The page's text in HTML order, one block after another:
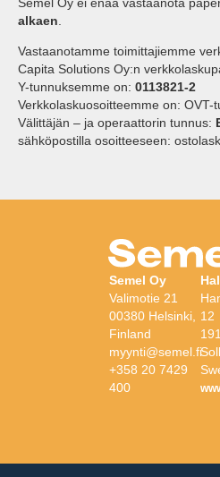
Semel Oy ei enää vastaanota
alkaen
Vastaanotamme toimittajiemme
Capita Solutions Oy:n
Y-tunnuksemme on: 0113821-2
Verkkolaskuosoitteemme on: OVT-
Välittäjän – ja operaattorin tunnus:
sähköpostilla osoitteeseen:
Semel Oy
Valimotie 21
00380 Helsinki,
Finland
myynti@semel.fi
+358 20 7429
400
12